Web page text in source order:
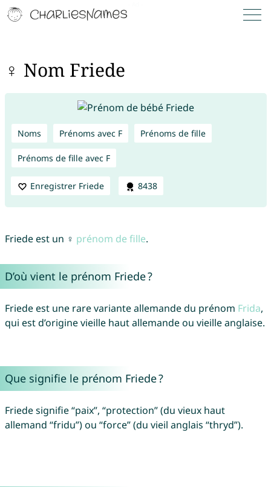
♀ Nom Friede
Noms Prénoms avec F Prénoms de fille
Prénoms de fille avec F
Enregistrer Friede 8438
Friede est un ♀ prénom de fille.
D’où vient le prénom Friede ?
Friede est une rare variante allemande du prénom Frida,
qui est d’origine vieille haut allemande ou vieille anglaise.
Que signifie le prénom Friede ?
Friede signifie “paix”, “protection” (du vieux haut
allemand “fridu”) ou “force” (du vieil anglais “thryd”).